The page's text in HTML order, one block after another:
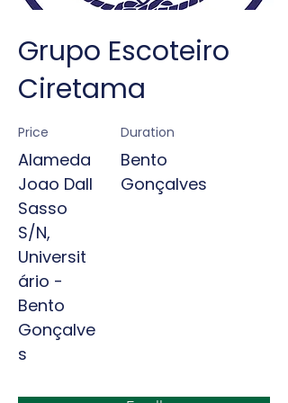
Grupo Escoteiro
Ciretama​
Price
Alameda
Joao Dall
Sasso
S/N,
Universit
ário -
Bento
Gonçalve
s
Duration
Bento
Gonçalves